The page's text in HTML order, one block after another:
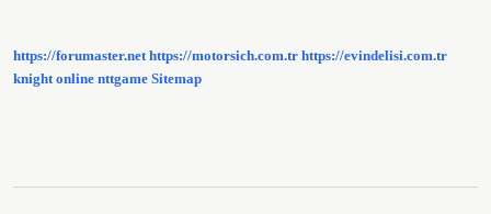
https://forumaster.net https://motorsich.com.tr https://evindelisi.com.tr
knight online nttgame Sitemap